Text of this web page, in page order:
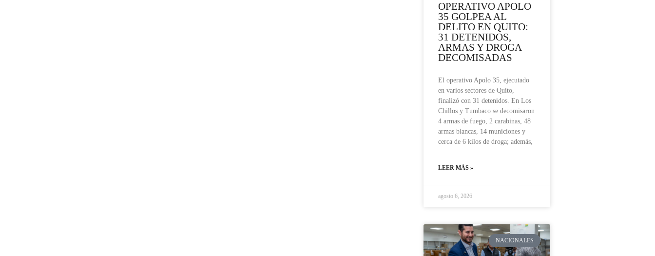
OPERATIVO APOLO
35 GOLPEA AL
DELITO EN QUITO:
31 DETENIDOS,
ARMAS Y DROGA
DECOMISADAS
El operativo Apolo 35, ejecutado
en varios sectores de Quito,
finalizó con 31 detenidos. En Los
Chillos y Tumbaco se decomisaron
4 armas de fuego, 2 carabinas, 48
armas blancas, 14 municiones y
cerca de 6 kilos de droga; además,
LEER MÁS »
agosto 6, 2026
NACIONALES